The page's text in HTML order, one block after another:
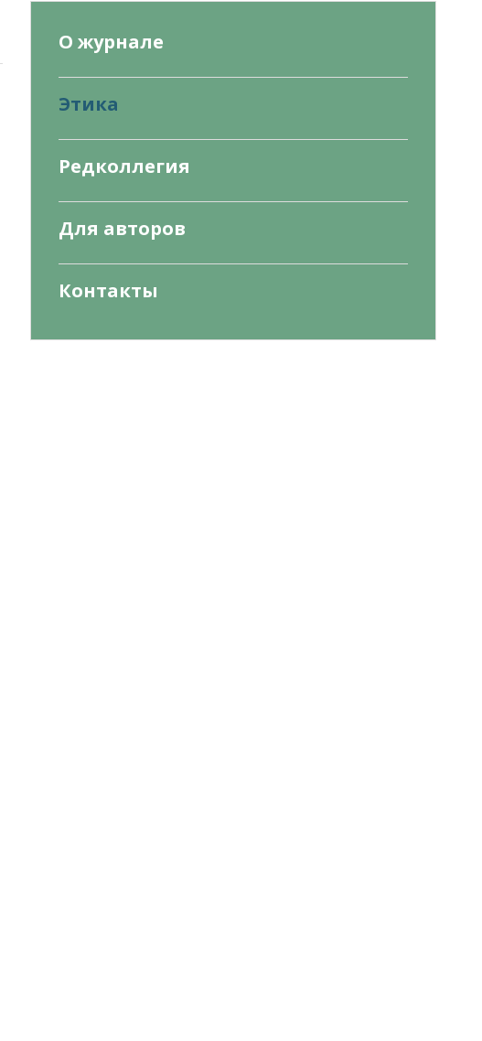
О журнале
Этика
Редколлегия
Для авторов
Контакты